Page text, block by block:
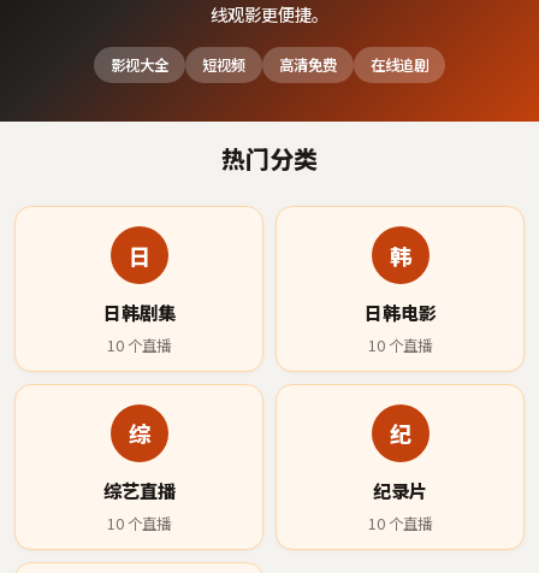
线观影更便捷。
影视大全 短视频 高清免费 在线追剧
热门分类
日
日韩剧集
10 个直播
韩
日韩电影
10 个直播
综
综艺直播
10 个直播
纪
纪录片
10 个直播